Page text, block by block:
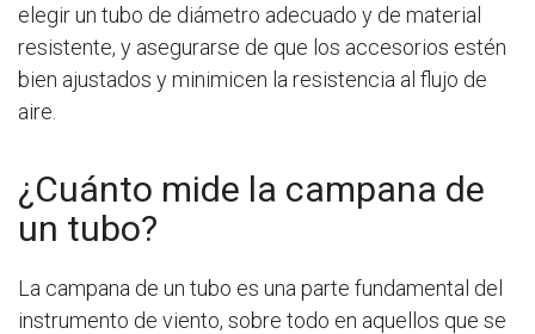
elegir un tubo de diámetro adecuado y de material
resistente, y asegurarse de que los accesorios estén
bien ajustados y minimicen la resistencia al flujo de
aire.
¿Cuánto mide la campana de
un tubo?
La campana de un tubo es una parte fundamental del
instrumento de viento, sobre todo en aquellos que se